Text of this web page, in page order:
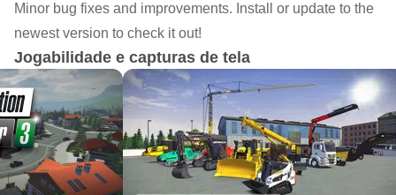
CONSTRUCTION SIMULATOR VAI PARA A EUROPA
Explore um belíssimo mapa de 10 km² numa paisagem
inspirada nos sopés dos Alpes e jogue em três bairros
diferentes: O vilarejo onde você constrói sua empresa,
uma área industrial ampla e uma cidade moderna. Use o
tempo entre projetos para explorar o mundo aberto.
NOVIDADES: LIEBHERR LB28 E VISÃO DA CABINE
Minor bug fixes and improvements. Install or update to the
newest version to check it out!
Jogabilidade e capturas de tela